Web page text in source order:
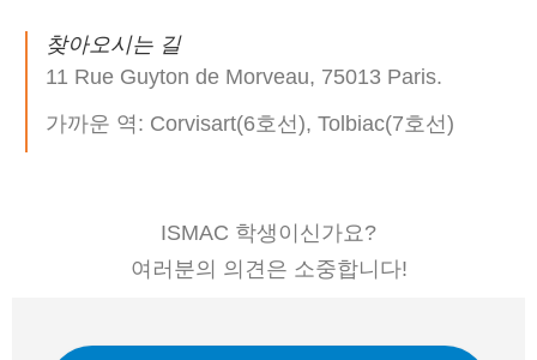
찾아오시는 길
11 Rue Guyton de Morveau, 75013 Paris.
가까운 역: Corvisart(6호선), Tolbiac(7호선)
ISMAC 학생이신가요?
여러분의 의견은 소중합니다!